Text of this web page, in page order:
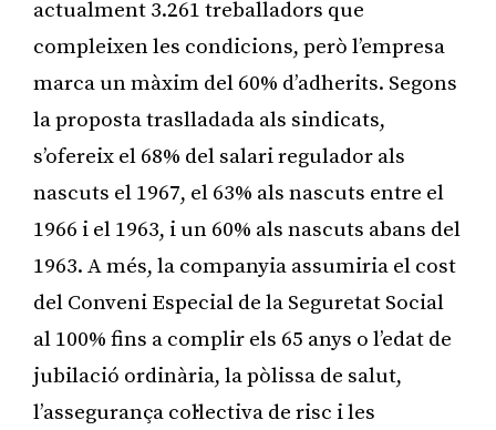
actualment 3.261 treballadors que
compleixen les condicions, però l’empresa
marca un màxim del 60% d’adherits. Segons
la proposta traslladada als sindicats,
s’ofereix el 68% del salari regulador als
nascuts el 1967, el 63% als nascuts entre el
1966 i el 1963, i un 60% als nascuts abans del
1963. A més, la companyia assumiria el cost
del Conveni Especial de la Seguretat Social
al 100% fins a complir els 65 anys o l’edat de
jubilació ordinària, la pòlissa de salut,
l’assegurança col·lectiva de risc i les